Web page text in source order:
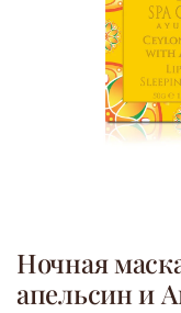
Ночная
апельсин и